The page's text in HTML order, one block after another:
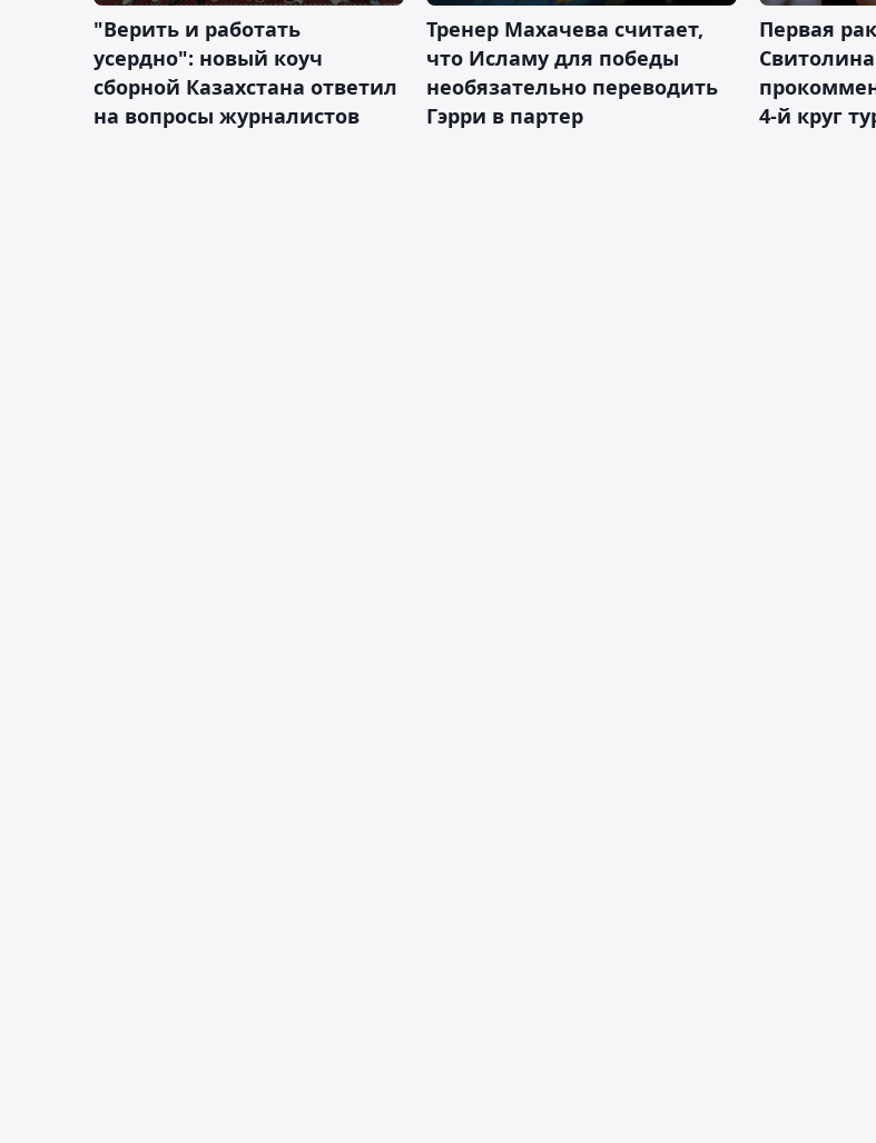
"Верить и работать
усердно": новый коуч
сборной Казахстана ответил
на вопросы журналистов
Тренер Махачева считает,
что Исламу для победы
необязательно переводить
Гэрри в партер
Первая
Свитолина
4-й круг